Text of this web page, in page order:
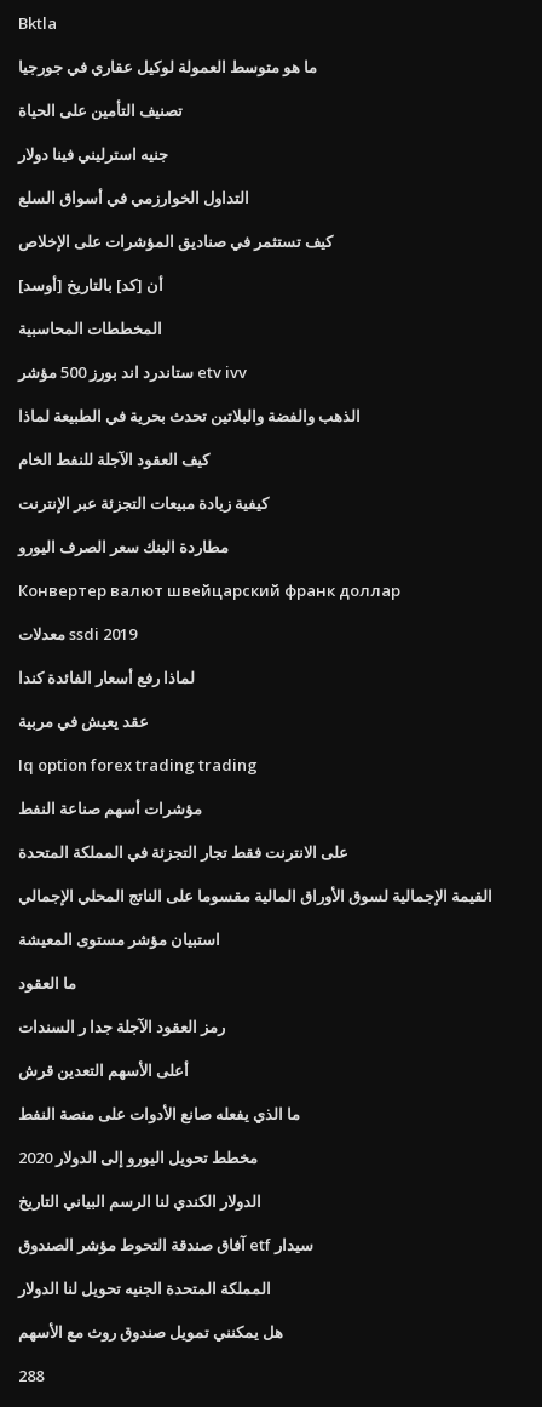
Bktla
ما هو متوسط ​​العمولة لوكيل عقاري في جورجيا
تصنيف التأمين على الحياة
جنيه استرليني فينا دولار
التداول الخوارزمي في أسواق السلع
كيف تستثمر في صناديق المؤشرات على الإخلاص
[أوسد] أن [كد] بالتاريخ
المخططات المحاسبية
ستاندرد اند بورز 500 مؤشر etv ivv
الذهب والفضة والبلاتين تحدث بحرية في الطبيعة لماذا
كيف العقود الآجلة للنفط الخام
كيفية زيادة مبيعات التجزئة عبر الإنترنت
مطاردة البنك سعر الصرف اليورو
Конвертер валют швейцарский франк доллар
معدلات ssdi 2019
لماذا رفع أسعار الفائدة كندا
عقد يعيش في مربية
Iq option forex trading trading
مؤشرات أسهم صناعة النفط
على الانترنت فقط تجار التجزئة في المملكة المتحدة
القيمة الإجمالية لسوق الأوراق المالية مقسوما على الناتج المحلي الإجمالي
استبيان مؤشر مستوى المعيشة
ما العقود
رمز العقود الآجلة جدا ر السندات
أعلى الأسهم التعدين قرش
ما الذي يفعله صانع الأدوات على منصة النفط
مخطط تحويل اليورو إلى الدولار 2020
الدولار الكندي لنا الرسم البياني التاريخ
آفاق صندقة التحوط مؤشر الصندوق etf سيدار
المملكة المتحدة الجنيه تحويل لنا الدولار
هل يمكنني تمويل صندوق روث مع الأسهم
288